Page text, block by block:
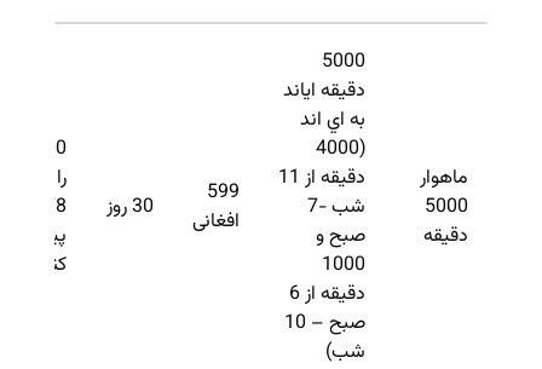
5000
را به
3378
پیام
کنید.
30 روز
599
افغانی
5000
دقیقه ایاند
به اي اند
(4000
دقیقه از 11
شب -7
صبح و
1000
دقیقه از 6
صبح – 10
شب)
ماهوار
5000
دقیقه